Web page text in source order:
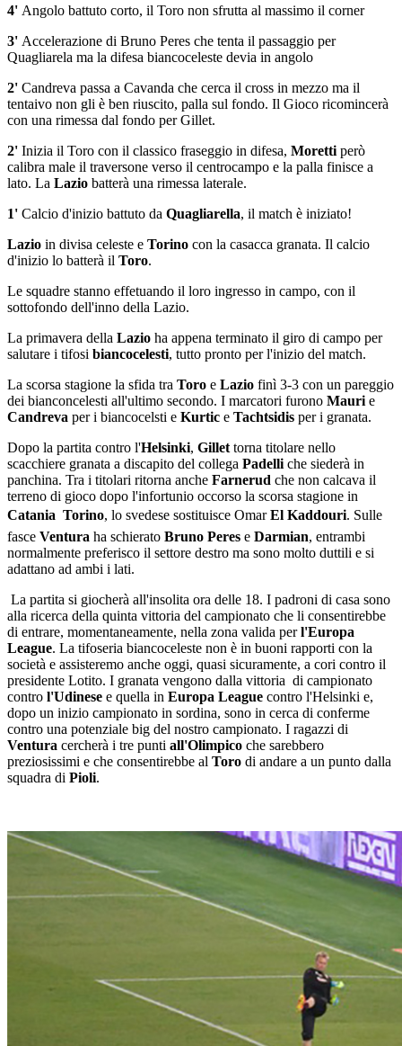
4' Angolo battuto corto, il Toro non sfrutta al massimo il corner
3' Accelerazione di Bruno Peres che tenta il passaggio per
Quagliarela ma la difesa biancoceleste devia in angolo
2' Candreva passa a Cavanda che cerca il cross in mezzo ma il
tentaivo non gli è ben riuscito, palla sul fondo. Il Gioco ricomincerà
con una rimessa dal fondo per Gillet.
2' Inizia il Toro con il classico fraseggio in difesa, Moretti però
calibra male il traversone verso il centrocampo e la palla finisce a
lato. La Lazio batterà una rimessa laterale.
1' Calcio d'inizio battuto da Quagliarella, il match è iniziato!
Lazio in divisa celeste e Torino con la casacca granata. Il calcio
d'inizio lo batterà il Toro.
Le squadre stanno effetuando il loro ingresso in campo, con il
sottofondo dell'inno della Lazio.
La primavera della Lazio ha appena terminato il giro di campo per
salutare i tifosi biancocelesti, tutto pronto per l'inizio del match.
La scorsa stagione la sfida tra Toro e Lazio finì 3-3 con un pareggio
dei bianconcelesti all'ultimo secondo. I marcatori furono Mauri e
Candreva per i biancocelsti e Kurtic e Tachtsidis per i granata.
Dopo la partita contro l'Helsinki, Gillet torna titolare nello
scacchiere granata a discapito del collega Padelli che siederà in
panchina. Tra i titolari ritorna anche Farnerud che non calcava il
terreno di gioco dopo l'infortunio occorso la scorsa stagione in
Catania Torino, lo svedese sostituisce OmarEl Kaddouri. Sulle
fasce Ventura ha schierato Bruno Peres e Darmian, entrambi
normalmente preferisco il settore destro ma sono molto duttili e si
adattano ad ambi i lati.
La partita si giocherà all'insolita ora delle 18. I padroni di casa sono
alla ricerca della quinta vittoria del campionato che li consentirebbe
di entrare, momentaneamente, nella zona valida perl'Europa
League. La tifoseria biancoceleste non è in buoni rapporti con la
società e assisteremo anche oggi, quasi sicuramente, a cori contro il
presidente Lotito. I granata vengono dalla vittoria di campionato
contro l'Udinese e quella in Europa League contro l'Helsinki e,
dopo un inizio campionato in sordina, sono in cerca di conferme
contro una potenziale big del nostro campionato. I ragazzi di
Ventura cercherà i tre punti all'Olimpico che sarebbero
preziosissimi e che consentirebbe al Toro di andare a un punto dalla
squadra di Pioli.